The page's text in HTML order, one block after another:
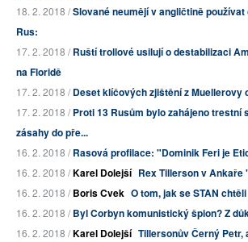
18. 2. 2018 /Slované neumějí v angličtině
Rus:
17. 2. 2018 /Ruští trollové usilují o destabilizaci
na Floridě
17. 2. 2018 /Deset klíčových zjištění z Muellerovy
17. 2. 2018 /Proti 13 Rusům bylo zahájeno trestní
zásahy do pře...
16. 2. 2018 /Rasová profilace: "Dominik Feri je
16. 2. 2018 /Karel Dolejší Rex Tillerson v Ankaře
16. 2. 2018 /Boris Cvek O tom, jak se STAN
16. 2. 2018 /Byl Corbyn komunistický špion? Z
16. 2. 2018 /Karel Dolejší Tillersonův Černý Petr,